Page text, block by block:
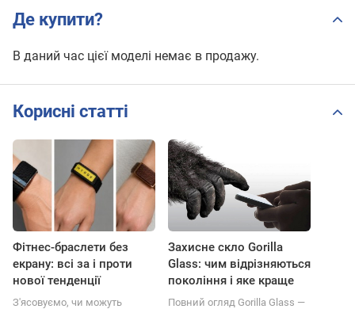
Де купити?
В даний час цієї моделі немає в продажу.
Корисні статті
Фітнес-браслети без
екрану: всі за і проти
нової тенденції
З'ясовуємо, чи можуть
Захисне скло Gorilla
Glass: чим відрізняються
покоління і яке краще
Повний огляд Gorilla Glass —